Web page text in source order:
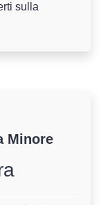
sulla
Minore